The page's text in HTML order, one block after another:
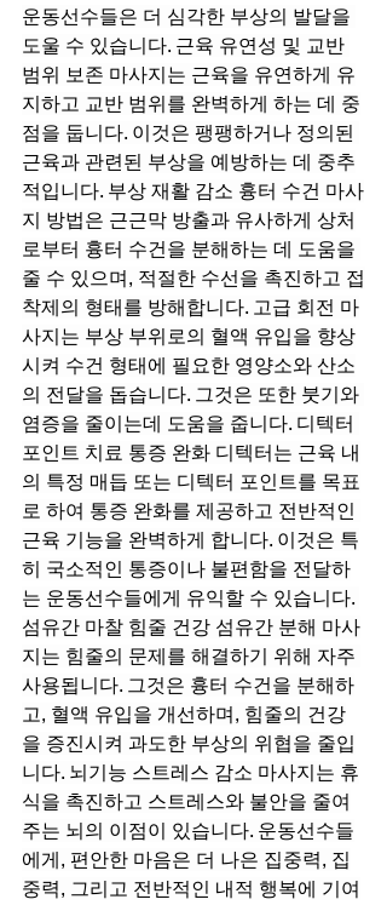
운동선수들은 더 심각한 부상의 발달을
도울 수 있습니다. 근육 유연성 및 교반
범위 보존 마사지는 근육을 유연하게 유
지하고 교반 범위를 완벽하게 하는 데 중
점을 둡니다. 이것은 팽팽하거나 정의된
근육과 관련된 부상을 예방하는 데 중추
적입니다. 부상 재활 감소 흉터 수건 마사
지 방법은 근근막 방출과 유사하게 상처
로부터 흉터 수건을 분해하는 데 도움을
줄 수 있으며, 적절한 수선을 촉진하고 접
착제의 형태를 방해합니다. 고급 회전 마
사지는 부상 부위로의 혈액 유입을 향상
시켜 수건 형태에 필요한 영양소와 산소
의 전달을 돕습니다. 그것은 또한 붓기와
염증을 줄이는데 도움을 줍니다. 디텍터
포인트 치료 통증 완화 디텍터는 근육 내
의 특정 매듭 또는 디텍터 포인트를 목표
로 하여 통증 완화를 제공하고 전반적인
근육 기능을 완벽하게 합니다. 이것은 특
히 국소적인 통증이나 불편함을 전달하
는 운동선수들에게 유익할 수 있습니다.
섬유간 마찰 힘줄 건강 섬유간 분해 마사
지는 힘줄의 문제를 해결하기 위해 자주
사용됩니다. 그것은 흉터 수건을 분해하
고, 혈액 유입을 개선하며, 힘줄의 건강
을 증진시켜 과도한 부상의 위협을 줄입
니다. 뇌기능 스트레스 감소 마사지는 휴
식을 촉진하고 스트레스와 불안을 줄여
주는 뇌의 이점이 있습니다. 운동선수들
에게, 편안한 마음은 더 나은 집중력, 집
중력, 그리고 전반적인 내적 행복에 기여